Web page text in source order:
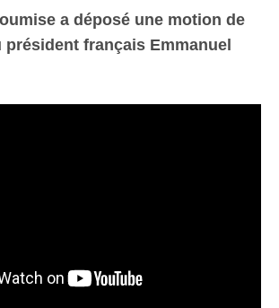
a déposé une motion de
français Emmanuel